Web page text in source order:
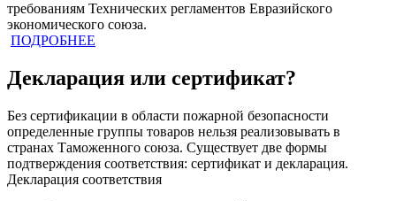
требованиям Технических регламентов Евразийского
экономического союза.
ПОДРОБНЕЕ
Декларация или сертификат?
Без сертификации в области пожарной безопасности
определенные группы товаров нельзя реализовывать в
странах Таможенного союза. Существует две формы
подтверждения соответствия: сертификат и декларация.
Декларация соответствия